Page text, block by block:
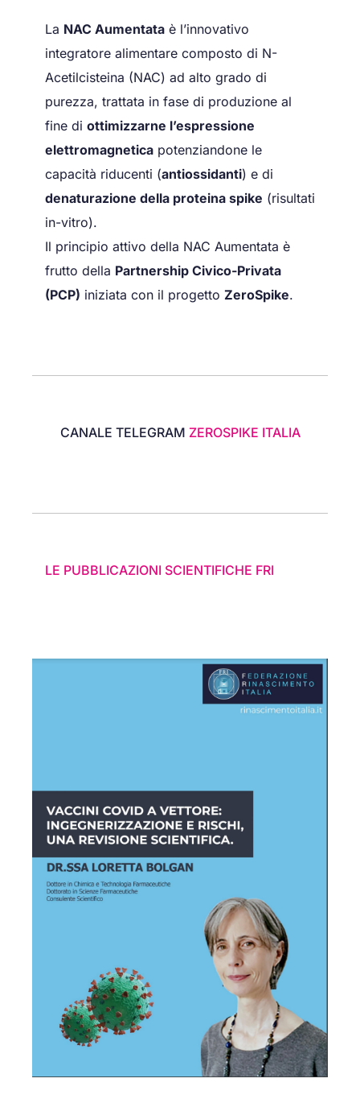
La NAC Aumentataè l’innovativo
integratore alimentare composto di N-
Acetilcisteina (NAC) ad alto grado di
purezza, trattata in fase di produzione al
fine di ottimizzarne l’espressione
elettromagneticapotenziandone le
capacità riducenti (antiossidanti) e di
denaturazione della proteina spike (risultati
in-vitro).
Il principio attivo della NAC Aumentata è
frutto della Partnership Civico-Privata
(PCP) iniziata con il progetto ZeroSpike.
CANALE TELEGRAM ZEROSPIKE ITALIA
LE PUBBLICAZIONI SCIENTIFICHE FRI